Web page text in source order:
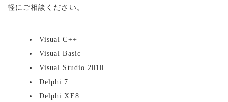
軽にご相談ください。
Visual C++
Visual Basic
Visual Studio 2010
Delphi 7
Delphi XE8